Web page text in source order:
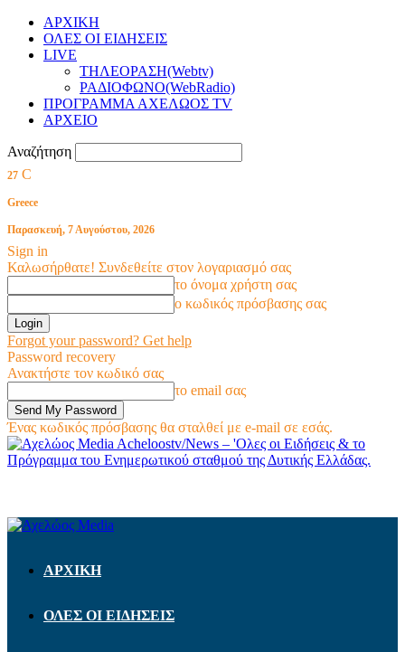
ΑΡΧΙΚΗ
ΟΛΕΣ ΟΙ ΕΙΔΗΣΕΙΣ
LIVE
ΤΗΛΕΟΡΑΣΗ(Webtv)
ΡΑΔΙΟΦΩΝΟ(WebRadio)
ΠΡΟΓΡΑΜΜΑ ΑΧΕΛΩΟΣ TV
ΑΡΧΕΙΟ
Αναζήτηση
27 C
Greece
Παρασκευή, 7 Αυγούστου, 2026
Sign in
Καλωσήρθατε! Συνδεθείτε στον λογαριασμό σας
το όνομα χρήστη σας
ο κωδικός πρόσβασης σας
Forgot your password? Get help
Password recovery
Ανακτήστε τον κωδικό σας
το email σας
Ένας κωδικός πρόσβασης θα σταλθεί με e-mail σε εσάς.
Acheloostv/News – 'Ολες οι Ειδήσεις & το
Πρόγραμμα του Ενημερωτικού σταθμού της Δυτικής Ελλάδας.
ΑΡΧΙΚΗ
ΟΛΕΣ ΟΙ ΕΙΔΗΣΕΙΣ